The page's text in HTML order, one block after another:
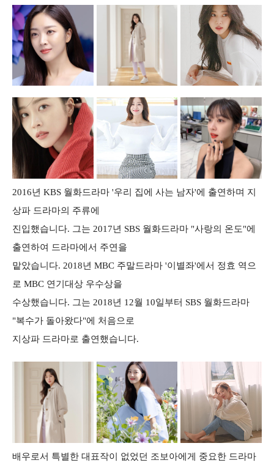
2016년 KBS 월화드라마 '우리 집에 사는 남자'에 출연하며 지
상파 드라마의 주류에
진입했습니다. 그는 2017년 SBS 월화드라마 "사랑의 온도"에
출연하여 드라마에서 주연을
맡았습니다. 2018년 MBC 주말드라마 '이별좌'에서 정효 역으
로 MBC 연기대상 우수상을
수상했습니다. 그는 2018년 12월 10일부터 SBS 월화드라마
"복수가 돌아왔다"에 처음으로
지상파 드라마로 출연했습니다.
배우로서 특별한 대표작이 없었던 조보아에게 중요한 드라마